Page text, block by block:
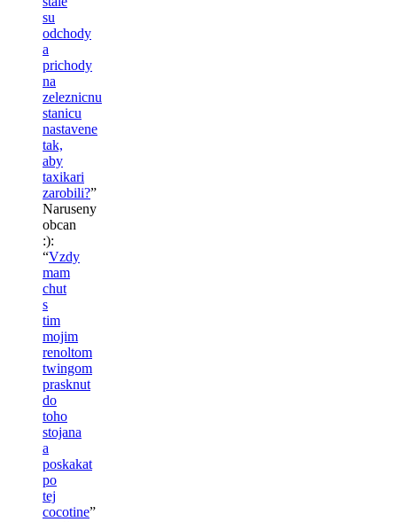
su
odchody
a
prichody
na
zeleznicnu
stanicu
nastavene
tak,
aby
taxikari
zarobili?”
Naruseny
obcan
:):
“Vzdy
mam
chut
s
tim
mojim
renoltom
twingom
prasknut
do
toho
stojana
a
poskakat
po
tej
cocotine”